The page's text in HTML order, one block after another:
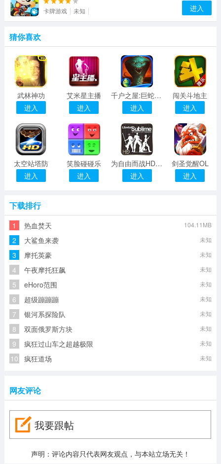
卡牌游戏 未知 进入
猜你喜欢
武林神功
进入
艾米星主播
进入
千户之屋:巨蛇烈焰
进入
闯关斗地主
进入
太空站塔防
进入
笑脸碰碰乐
进入
为自由而战HD（精简版）
进入
剑圣觉醒OL
进入
下载排行
1 热血焚天 104.11MB
2 大鲨鱼来袭 未知
3 摩托英豪 未知
4 午夜摩托狂飙 未知
5 eHoro范围 未知
6 超级蹦蹦蹦 未知
7 银河系探险队 未知
8 双面俄罗斯方块 未知
9 疯狂过山车之超越极限 未知
10 疯狂道场 未知
网友评论
我要跟帖
声明：评论内容只代表网友观点，与本站立场无关！